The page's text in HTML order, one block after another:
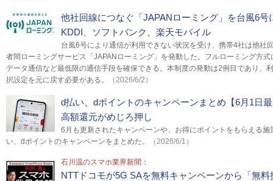
他社回線につなぐ「JAPANローミング」を台風6
KDDI、ソフトバンク、楽天モバイル
台風6号により通信が利用できない状況を受け、携帯4社は他社
者間ローミングサービス「JAPANローミング」を発動した。フルローミング方
データ通信など最低限の通信手段を確保できる。本制度の発動は2例目であり、
択設定を元に戻す必要がある。
（2026/6/2）
d払い、dポイントのキャンペーンまとめ【6月1日
高額還元がめじろ押し
6月も更新されたキャンペーンや、お得にポイントをもらえる
い、dポイントのキャンペーンをまとめた。
（2026/6/1）
石川温のスマホ業界新聞：
NTTドコモが5G SAを無料キャンペーンから「無料